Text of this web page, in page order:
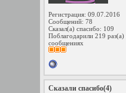
Регистрация: 09.07.2016
Сообщений: 78
Сказал(а) спасибо: 109
Поблагодарили 219 раз(а)
сообщениях
Сказали спасибо(4)